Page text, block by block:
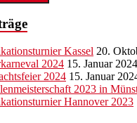
Kassel 20.
2024 15. Januar 2024
2024 15. Januar
2023 in
Hannover 2023